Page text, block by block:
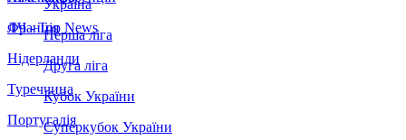
Франція
Нідерланди
Туреччина
Португалія
ЛЧ - Top News
Україна
Перша ліга
Друга ліга
Кубок України
Суперкубок України